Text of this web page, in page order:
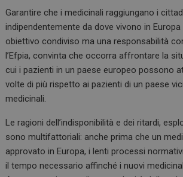
Garantire che i medicinali raggiungano i
indipendentemente da dove vivono in
obiettivo condiviso ma una responsabilità
l’Efpia, convinta che occorra affrontare la
cui i pazienti in un paese europeo possono
volte di più rispetto ai pazienti di un paese
medicinali.
Le ragioni dell’indisponibilità e dei ritardi,
sono multifattoriali: anche prima che un
approvato in Europa, i lenti processi
il tempo necessario affinché i nuovi